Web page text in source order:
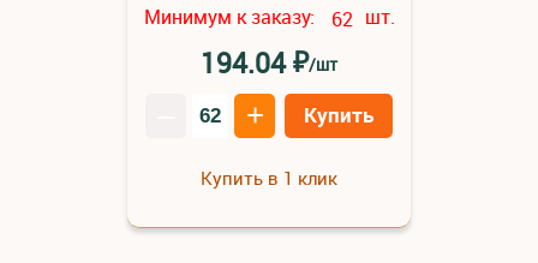
Минимум к заказу: 62 шт.
194.04₽/шт
+ Купить
Купить в 1 клик